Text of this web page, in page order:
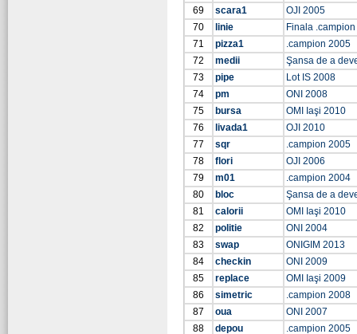
69
scara1
OJI 2005
70
linie
Finala
71
pizza1
.campion 2005
72
medii
Şansa de a
73
pipe
Lot IS 2008
74
pm
ONI 2008
75
bursa
OMI Iaşi 2010
76
livada1
OJI 2010
77
sqr
.campion 2005
78
flori
OJI 2006
79
m01
.campion 2004
80
bloc
Şansa de a
81
calorii
OMI Iaşi 2010
82
politie
ONI 2004
83
swap
ONIGIM 2013
84
checkin
ONI 2009
85
replace
OMI Iaşi 2009
86
simetric
.campion 2008
87
oua
ONI 2007
88
depou
.campion 2005